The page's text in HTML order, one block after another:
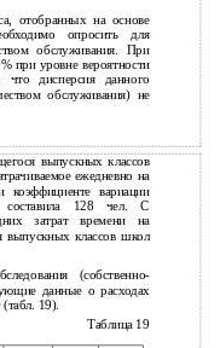
отобранных на основе
опросить для
обслуживания. При
при уровне вероятности
что дисперсия данного
обслуживания) не
выпускных классов
ежедневно на
коэффициенте вариации
составила 128 чел. С
затрат времени на
выпускных классов школ
(собственно-
данные о расходах
19).
Таблица 19